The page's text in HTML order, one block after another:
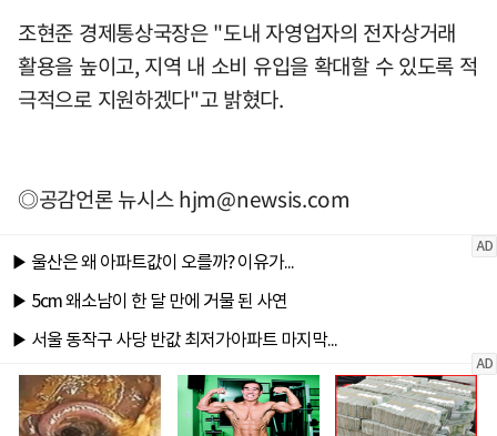
조현준 경제통상국장은 "도내 자영업자의 전자상거래
활용을 높이고, 지역 내 소비 유입을 확대할 수 있도록 적
극적으로 지원하겠다"고 밝혔다.
◎공감언론 뉴시스hjm@newsis.com